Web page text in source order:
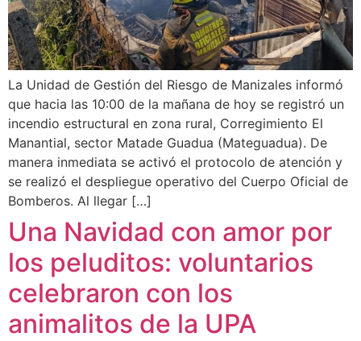
La Unidad de Gestión del Riesgo de Manizales informó
que hacia las 10:00 de la mañana de hoy se registró un
incendio estructural en zona rural, Corregimiento El
Manantial, sector Matade Guadua (Mateguadua). De
manera inmediata se activó el protocolo de atención y
se realizó el despliegue operativo del Cuerpo Oficial de
Bomberos. Al llegar […]
Una Navidad con amor por
los peluditos: voluntarios
celebraron con los
animalitos de la UPA